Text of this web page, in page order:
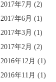
2017年7月 (2)
2017年6月 (1)
2017年3月 (1)
2017年2月 (2)
2016年12月 (1)
2016年11月 (1)